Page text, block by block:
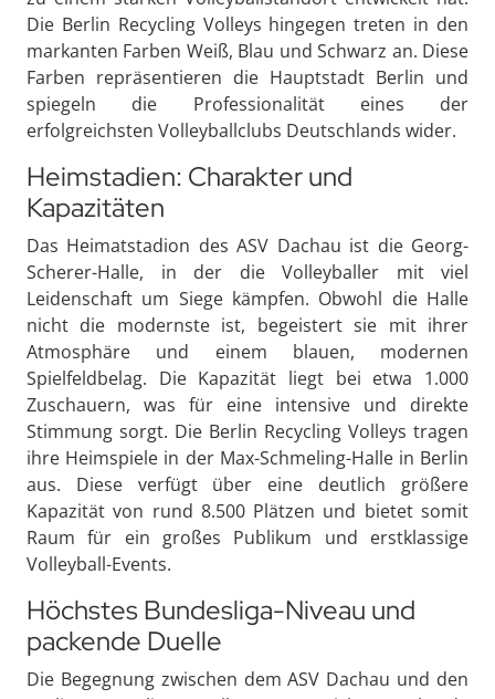
Die Berlin Recycling Volleys hingegen treten in den
markanten Farben Weiß, Blau und Schwarz an. Diese
Farben repräsentieren die Hauptstadt Berlin und
spiegeln die Professionalität eines der
erfolgreichsten Volleyballclubs Deutschlands wider.
Heimstadien: Charakter und
Kapazitäten
Das Heimatstadion des ASV Dachau ist die Georg-
Scherer-Halle, in der die Volleyballer mit viel
Leidenschaft um Siege kämpfen. Obwohl die Halle
nicht die modernste ist, begeistert sie mit ihrer
Atmosphäre und einem blauen, modernen
Spielfeldbelag. Die Kapazität liegt bei etwa 1.000
Zuschauern, was für eine intensive und direkte
Stimmung sorgt. Die Berlin Recycling Volleys tragen
ihre Heimspiele in der Max-Schmeling-Halle in Berlin
aus. Diese verfügt über eine deutlich größere
Kapazität von rund 8.500 Plätzen und bietet somit
Raum für ein großes Publikum und erstklassige
Volleyball-Events.
Höchstes Bundesliga-Niveau und
packende Duelle
Die Begegnung zwischen dem ASV Dachau und den